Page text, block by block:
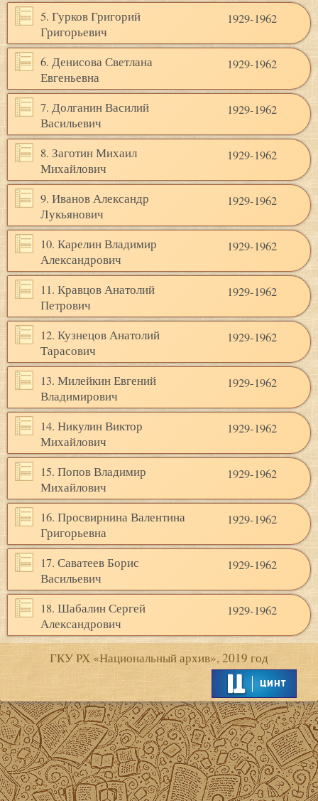
5. Гурков Григорий
Григорьевич
1929-1962
6. Денисова Светлана
Евгеньевна
1929-1962
7. Долганин Василий
Васильевич
1929-1962
8. Заготин Михаил
Михайлович
1929-1962
9. Иванов Александр
Лукьянович
1929-1962
10. Карелин Владимир
Александрович
1929-1962
11. Кравцов Анатолий
Петрович
1929-1962
12. Кузнецов Анатолий
Тарасович
1929-1962
13. Милейкин Евгений
Владимирович
1929-1962
14. Никулин Виктор
Михайлович
1929-1962
15. Попов Владимир
Михайлович
1929-1962
16. Просвирнина Валентина
Григорьевна
1929-1962
17. Саватеев Борис
Васильевич
1929-1962
18. Шабалин Сергей
Александрович
1929-1962
ГКУ РХ «Национальный архив», 2019 год